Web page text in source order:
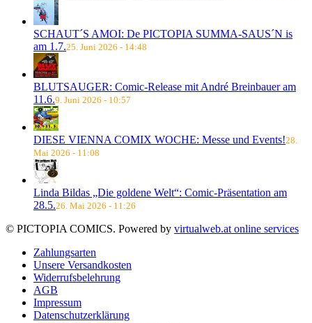
SCHAUT´S AMOI: De PICTOPIA SUMMA-SAUS´N is
am 1.7.25. Juni 2026 - 14:48
BLUTSAUGER: Comic-Release mit André Breinbauer am
11.6.9. Juni 2026 - 10:57
DIESE VIENNA COMIX WOCHE: Messe und Events!28.
Mai 2026 - 11:08
Linda Bildas „Die goldene Welt“: Comic-Präsentation am
28.5.26. Mai 2026 - 11:26
© PICTOPIA COMICS. Powered by virtualweb.at online services
Zahlungsarten
Unsere Versandkosten
Widerrufsbelehrung
AGB
Impressum
Datenschutzerklärung